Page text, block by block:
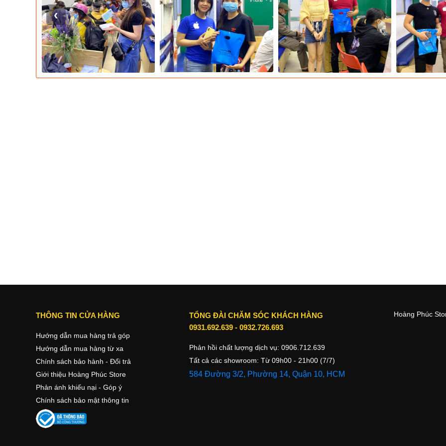
kế và chỉnh sửa ấn phẩm đồ họa trên điện thoại iPhone nhờ không gian thao tác rộng rãi.
‹
THÔNG TIN CỬA HÀNG
Hướng dẫn mua hàng trả góp
Hướng dẫn mua hàng từ xa
Chính sách bảo hành - Đổi trả
Giới thiệu Hoàng Phúc Store
Phản ánh khiếu nại - Góp ý
Chính sách bảo mật thông tin
TỔNG ĐÀI CHĂM SÓC KHÁCH HÀNG
0931.692.639- 0932.726.693
Phản hồi chất lượng dịch vụ: 0906.712.639
Tất cả các showroom: Từ 09h00 - 21h00 (7/7)
584 Đường 3/2, Phường 14, Quận 10, HCM
Hoàng Phúc